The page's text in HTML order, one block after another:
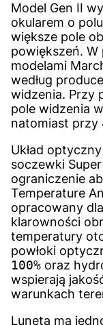
Model Gen II
okularem o
większe pole
powiększeń.
modelami
według
widzenia. Przy
pole widzenia
natomiast przy
Układ
soczewki
ograniczenie
Temperature
opracowany
klarowności
temperatury
powłoki
100% oraz
wspierają
warunkach
Luneta ma